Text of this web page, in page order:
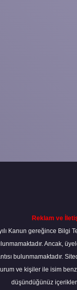
Reklam ve
Kanun gereğince Bilgi
Ancak,
bulunmamaktadır.
ve kişiler ile isim
düşündüğünüz